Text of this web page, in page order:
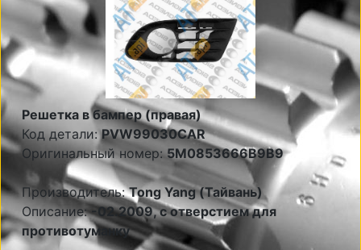
Решетка в бампер (правая)
Код детали:PVW99030CAR
Оригинальный номер:5M0853666B9B9
Производитель:Tong Yang (Тайвань)
Описание:-02.2009, с отверстием для
противотуманку